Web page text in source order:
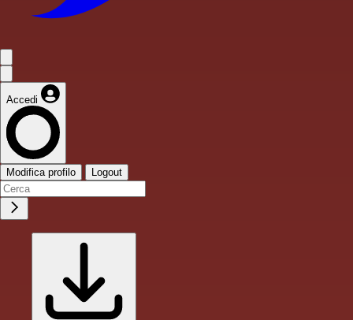
Accedi
Modifica profilo Logout